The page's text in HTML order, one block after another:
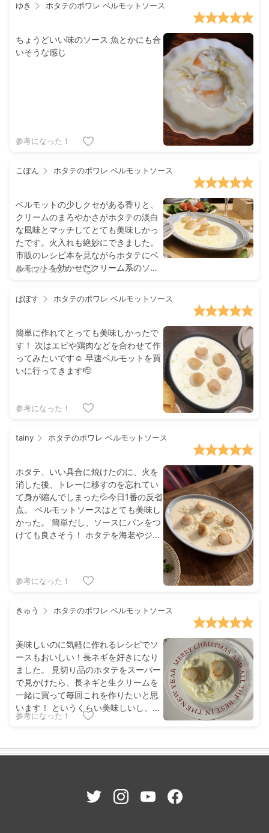
ゆき ホタテのポワレ ベルモットソース
ちょうどいい味のソース 魚とかにも合
いそうな感じ
参考になった！
こぽん ホタテのポワレ ベルモットソース
ベルモットの少しクセがある香りと、
クリームのまろやかさがホタテの淡白
な風味とマッチしてとても美味しかっ
たです。火入れも絶妙にできました。
市販のレシピ本を見ながらホタテにベ
ルモットを効かせたクリーム系のソー
なかったのですが、このキットではか
の品種なんですかね。
参考になった！
ぱぽす ホタテのポワレ ベルモットソース
簡単に作れてとっても美味しかったで
す！ 次はエビや鶏肉などを合わせて作
ってみたいです☺️ 早速ベルモットを買
いに行ってきます🫡
参考になった！
tainy ホタテのポワレ ベルモットソース
ホタテ、いい具合に焼けたのに、火を
消した後、トレーに移すのを忘れてい
て身が縮んでしまった💦今日1番の反省
点。 ベルモットソースはとても美味し
かった。 簡単だし、ソースにパンをつ
けても良さそう！ ホタテを海老やジャ
参考になった！
きゅう ホタテのポワレ ベルモットソース
美味しいのに気軽に作れるレシピでソ
ースもおいしい！長ネギを好きになり
ました。 見切り品のホタテをスーパー
で見かけたら、長ネギと生クリームを
一緒に買って毎回これを作りたいと思
います！ というくらい美味しいし、お
つまみで出してもらえたら嬉しいで
参考になった！